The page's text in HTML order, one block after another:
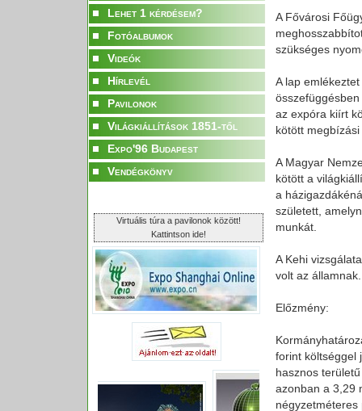
Lehet 1 kérdésem?
Fotóalbumok
Videók
Hírlevél
Pavilonok
Világkiállítások 1851-től
Expo'96 Budapest
Vendégkönyv
Virtuális túra a pavilonok között!
Kattintson ide!
A Fővárosi
szükséges
A lap
az expóra kiírt
kötött
A Magyar
kötött a
a
született,
munkát.
A Kehi
volt az államnak.
Előzmény:
forint költséggel
hasznos
azonban a 3,29
négyzetméteres